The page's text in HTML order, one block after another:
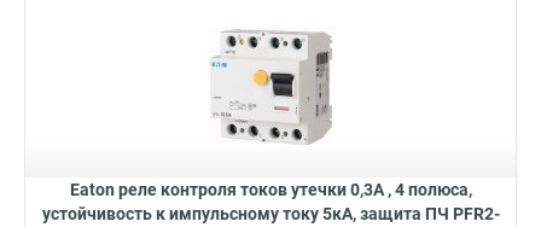
Eaton реле контроля токов утечки 0,3А , 4 полюса,
устойчивость к импульсному току 5кА, защита ПЧ PFR2-